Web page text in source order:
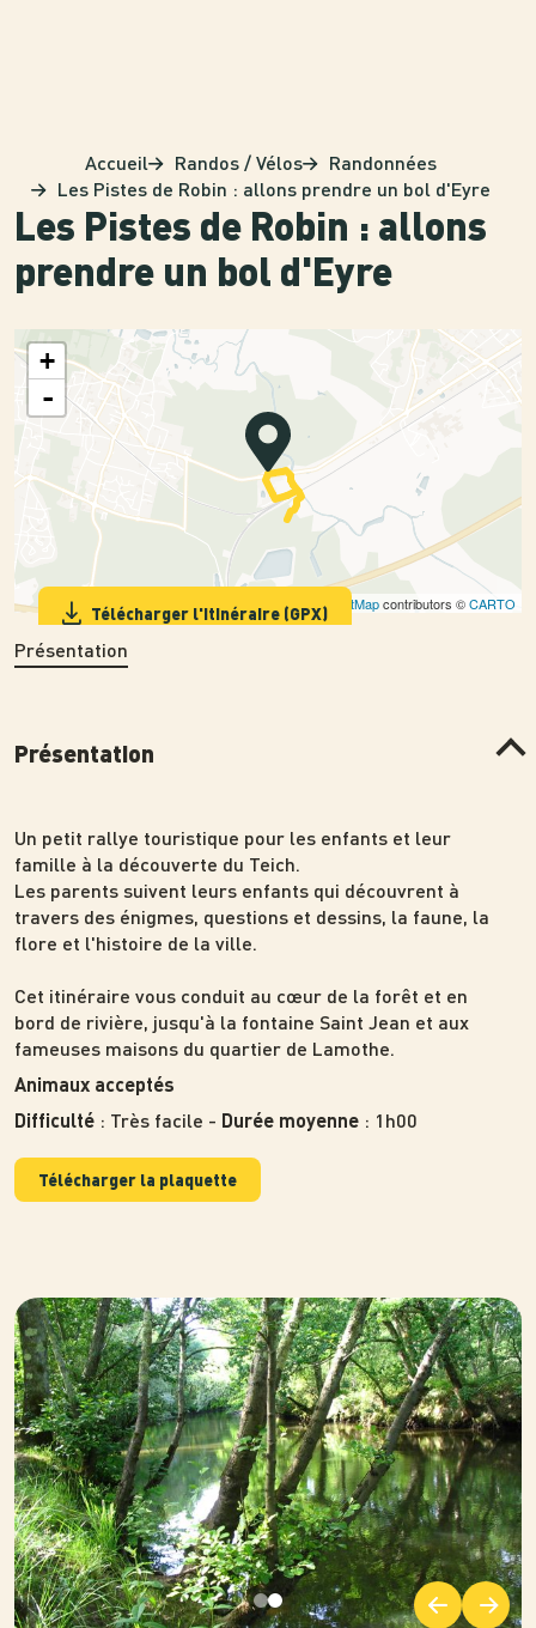
Les Pistes de Robin : allons
prendre un bol d'Eyre
Accueil Randos / Vélos
Randonnées
Les Pistes de Robin : allons prendre un bol d'Eyre
+
-
Leaflet | ©OpenStreetMapcontributors ©CARTO
Télécharger l'itinéraire (GPX)
Présentation
Présentation
Un petit rallye touristique pour les enfants et leur
famille à la découverte du Teich.
Les parents suivent leurs enfants qui découvrent à
travers des énigmes, questions et dessins, la faune, la
flore et l'histoire de la ville.
Cet itinéraire vous conduit au cœur de la forêt et en
bord de rivière, jusqu'à la fontaine Saint Jean et aux
fameuses maisons du quartier de Lamothe.
Animaux acceptés
Difficulté : Très facile - Durée moyenne : 1h00
Télécharger la plaquette
Photo
Photo